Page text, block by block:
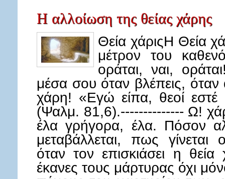
Η αλλοίωση της θείας χάρης
Θεία χάριςΗ Θεία
μέτρον του
οράται, ναι,
μέσα σου όταν βλέπεις, όταν
χάρη! «Εγώ είπα, θεοί εστέ
(Ψαλμ. 81,6).-------------- Ω!
έλα γρήγορα, έλα. Πόσον
μεταβάλλεται, πως
όταν τον επισκιάσει η
έκανες τους μάρτυρας όχι